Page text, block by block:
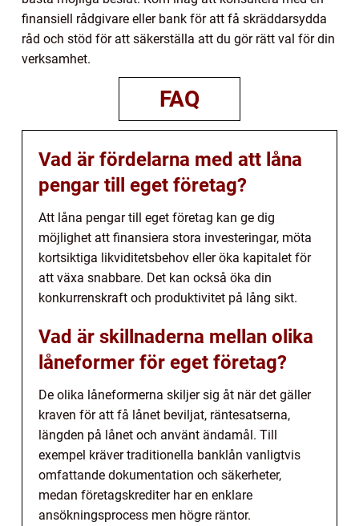
finansiell rådgivare eller bank för att få skräddarsydda
råd och stöd för att säkerställa att du gör rätt val för din
verksamhet.
FAQ
Vad är fördelarna med att låna
pengar till eget företag?
Att låna pengar till eget företag kan ge dig
möjlighet att finansiera stora investeringar, möta
kortsiktiga likviditetsbehov eller öka kapitalet för
att växa snabbare. Det kan också öka din
konkurrenskraft och produktivitet på lång sikt.
Vad är skillnaderna mellan olika
låneformer för eget företag?
De olika låneformerna skiljer sig åt när det gäller
kraven för att få lånet beviljat, räntesatserna,
längden på lånet och använt ändamål. Till
exempel kräver traditionella banklån vanligtvis
omfattande dokumentation och säkerheter,
medan företagskrediter har en enklare
ansökningsprocess men högre räntor.